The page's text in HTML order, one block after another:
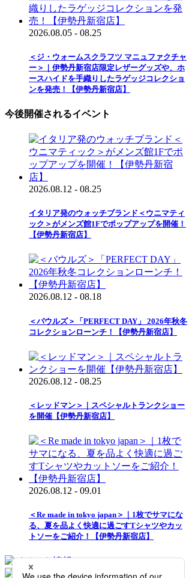
2026.08.05 - 08.25
＜ジ・ウォームスクラフツ マニュファクチャ
ー＞｜伊勢丹新宿店限定レザーグッズや、ホ
ースハイドを手織りしたラゲッジコレクショ
ンを発売！【伊勢丹新宿店】
今後開催されるイベント
2026.08.12 - 08.25
イタリア発のウォッチブランド＜ウニマティ
ック＞がメンズ館1Fでポップアップを開催！
【伊勢丹新宿店】
2026.08.12 - 08.18
＜バウルズ＞「PERFECT DAY」 2026年秋冬
コレクションローンチ！【伊勢丹新宿店】
2026.08.12 - 08.25
＜レッドマン＞｜スペシャルトランクショー
を開催【伊勢丹新宿店】
2026.08.12 - 09.01
＜Re made in tokyo japan＞｜1枚でサマにな
る、夏を品よく快適に過ごすTシャツやカッ
トソーをご紹介！【伊勢丹新宿店】